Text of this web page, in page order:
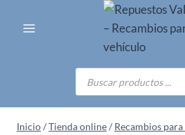
Búsqueda
de
productos
Inicio/Tienda online/ Recambios